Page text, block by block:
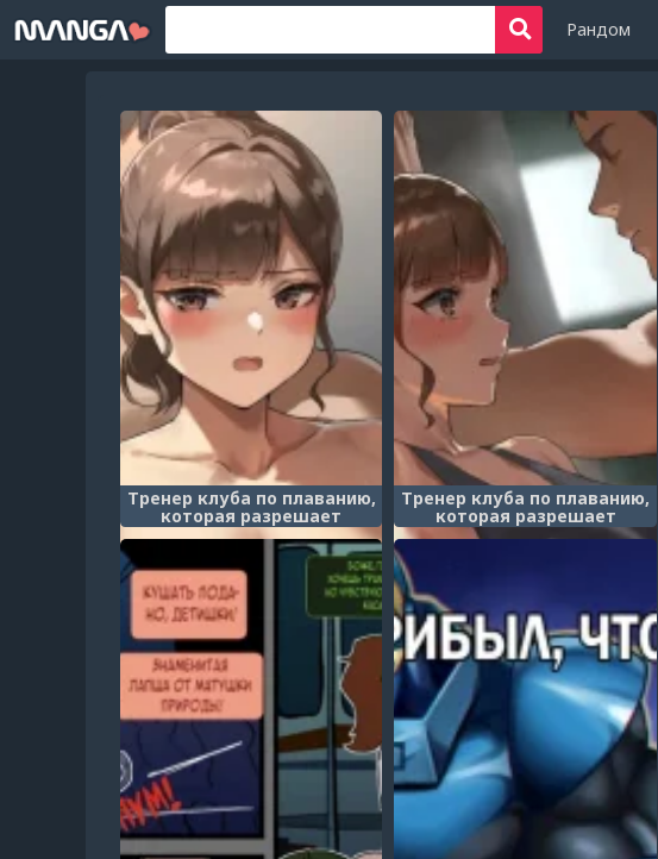
Рандом
Тренер клуба по плаванию,
которая разрешает
потрогать грудь в
качестве награды - часть 6
(Gohōbi ni mune o momasete
kureru suiei-bu kōmon/Suiei-
bu komon no sensei/Тренер
клуба по плаванию)
Тренер клуба по плаванию,
которая разрешает
потрогать грудь в
качестве награды - часть 8
(Gohōbi ni mune o momasete
kureru suiei-bu kōmon/Suiei-
bu komon no sensei/Тренер
клуба по плаванию)